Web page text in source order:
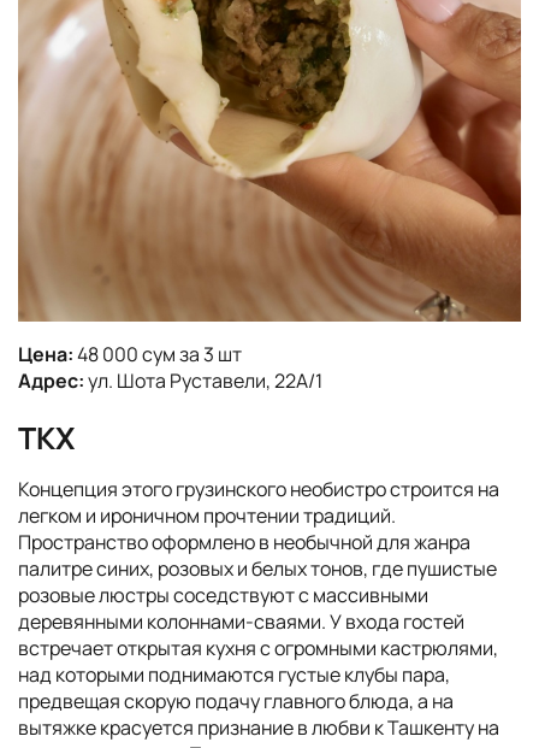
Цена:48 000 сум за 3 шт
Адрес:ул. Шота Руставели, 22А/1
ТКХ
Концепция этого грузинского необистро строится на
легком и ироничном прочтении традиций.
Пространство оформлено в необычной для жанра
палитре синих, розовых и белых тонов, где пушистые
розовые люстры соседствуют с массивными
деревянными колоннами-сваями. У входа гостей
встречает открытая кухня с огромными кастрюлями,
над которыми поднимаются густые клубы пара,
предвещая скорую подачу главного блюда, а на
вытяжке красуется признание в любви к Ташкенту на